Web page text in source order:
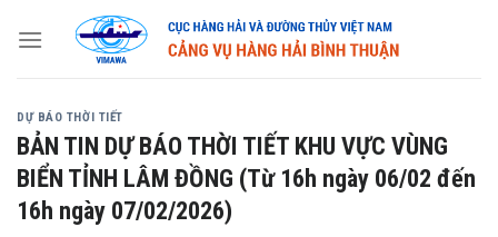
DỰ BÁO THỜI TIẾT
BẢN TIN DỰ BÁO THỜI TIẾT KHU VỰC VÙNG
BIỂN TỈNH LÂM ĐỒNG (Từ 16h ngày 06/02 đến
16h ngày 07/02/2026)